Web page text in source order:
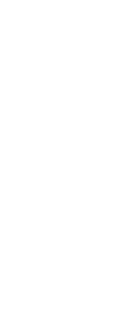
iletebilirsiniz.